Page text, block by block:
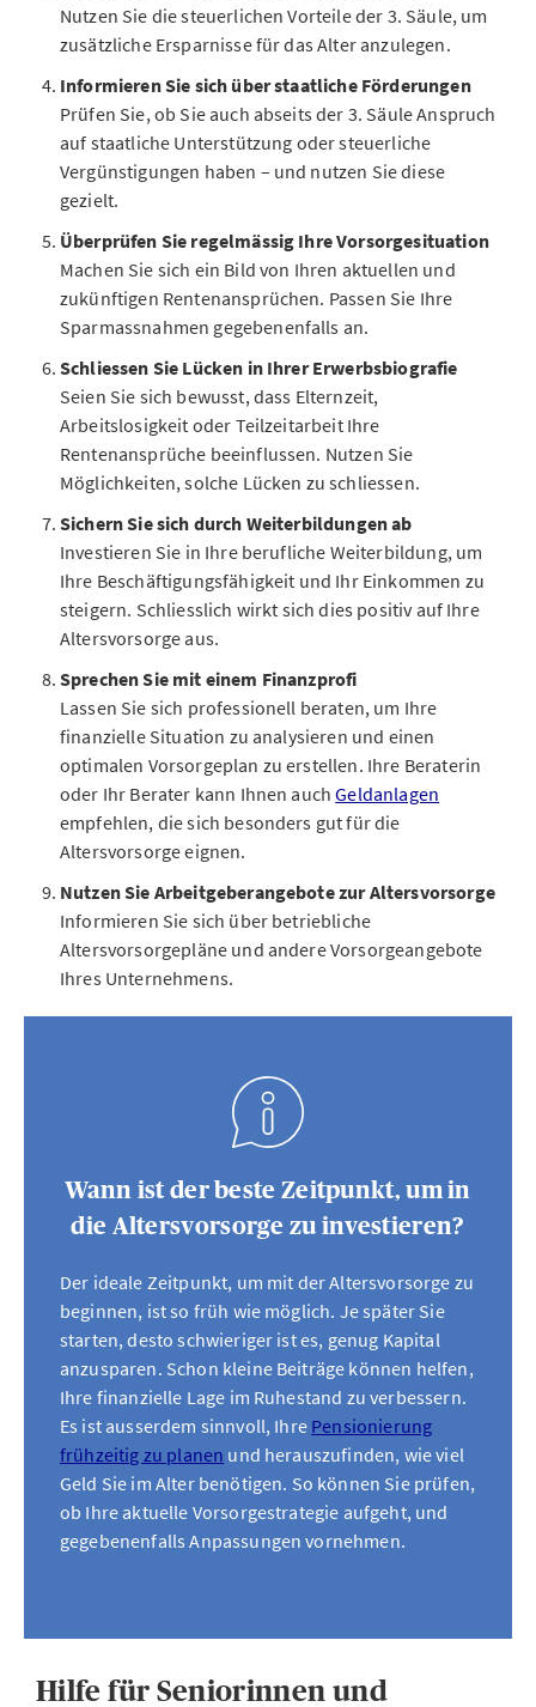
Nutzen Sie die steuerlichen Vorteile der 3. Säule, um
zusätzliche Ersparnisse für das Alter anzulegen.
Informieren Sie sich über staatliche Förderungen
Prüfen Sie, ob Sie auch abseits der 3. Säule Anspruch
auf staatliche Unterstützung oder steuerliche
Vergünstigungen haben – und nutzen Sie diese
gezielt.
Überprüfen Sie regelmässig Ihre Vorsorgesituation
Machen Sie sich ein Bild von Ihren aktuellen und
zukünftigen Rentenansprüchen. Passen Sie Ihre
Sparmassnahmen gegebenenfalls an.
Schliessen Sie Lücken in Ihrer Erwerbsbiografie
Seien Sie sich bewusst, dass Elternzeit,
Arbeitslosigkeit oder Teilzeitarbeit Ihre
Rentenansprüche beeinflussen. Nutzen Sie
Möglichkeiten, solche Lücken zu schliessen.
Sichern Sie sich durch Weiterbildungen ab
Investieren Sie in Ihre berufliche Weiterbildung, um
Ihre Beschäftigungsfähigkeit und Ihr Einkommen zu
steigern. Schliesslich wirkt sich dies positiv auf Ihre
Altersvorsorge aus.
Sprechen Sie mit einem Finanzprofi
Lassen Sie sich professionell beraten, um Ihre
finanzielle Situation zu analysieren und einen
optimalen Vorsorgeplan zu erstellen. Ihre Beraterin
oder Ihr Berater kann Ihnen auchGeldanlagen
empfehlen, die sich besonders gut für die
Altersvorsorge eignen.
Nutzen Sie Arbeitgeberangebote zur Altersvorsorge
Informieren Sie sich über betriebliche
Altersvorsorgepläne und andere Vorsorgeangebote
Ihres Unternehmens.
Wann ist der beste Zeitpunkt, um in
die Altersvorsorge zu investieren?
Der ideale Zeitpunkt, um mit der Altersvorsorge zu
beginnen, ist so früh wie möglich. Je später Sie
starten, desto schwieriger ist es, genug Kapital
anzusparen. Schon kleine Beiträge können helfen,
Ihre finanzielle Lage im Ruhestand zu verbessern.
Es ist ausserdem sinnvoll, Ihre Pensionierung
frühzeitig zu planen und herauszufinden, wie viel
Geld Sie im Alter benötigen. So können Sie prüfen,
ob Ihre aktuelle Vorsorgestrategie aufgeht, und
gegebenenfalls Anpassungen vornehmen.
Hilfe für Seniorinnen und